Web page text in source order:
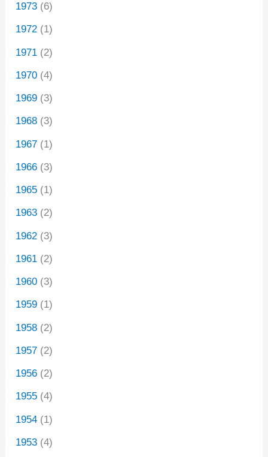
1973 (6)
1972 (1)
1971 (2)
1970 (4)
1969 (3)
1968 (3)
1967 (1)
1966 (3)
1965 (1)
1963 (2)
1962 (3)
1961 (2)
1960 (3)
1959 (1)
1958 (2)
1957 (2)
1956 (2)
1955 (4)
1954 (1)
1953 (4)